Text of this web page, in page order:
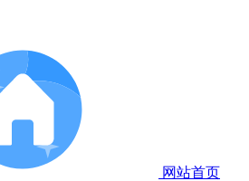
网站首页